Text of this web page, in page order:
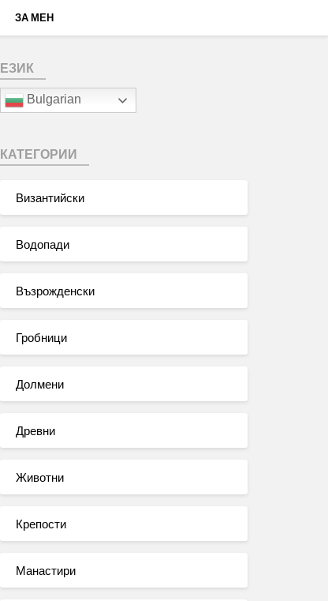
ЗА МЕН
ЕЗИК
Bulgarian
КАТЕГОРИИ
Византийски
Водопади
Възрожденски
Гробници
Долмени
Древни
Животни
Крепости
Манастири